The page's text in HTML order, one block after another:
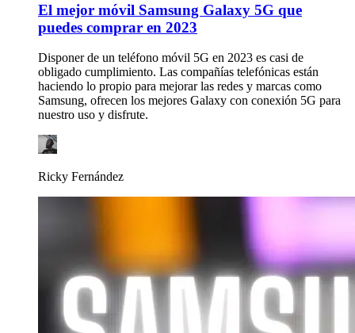
El mejor móvil Samsung Galaxy 5G que
puedes comprar en 2023
Disponer de un teléfono móvil 5G en 2023 es casi de
obligado cumplimiento. Las compañías telefónicas están
haciendo lo propio para mejorar las redes y marcas como
Samsung, ofrecen los mejores Galaxy con conexión 5G para
nuestro uso y disfrute.
Ricky Fernández